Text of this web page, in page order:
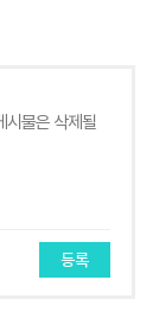
등록